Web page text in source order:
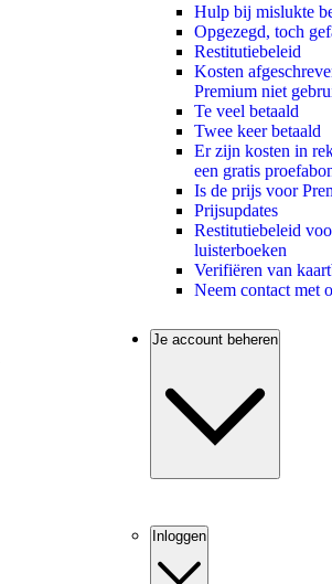
Hulp bij mislukte
Opgezegd, toch
Restitutiebeleid
Kosten
Premium niet
Te veel betaald
Twee keer betaald
Er zijn kosten in
een gratis
Is de prijs voor
Prijsupdates
Restitutiebeleid
luisterboeken
Verifiëren van
Neem contact met
Je account beheren
Inloggen